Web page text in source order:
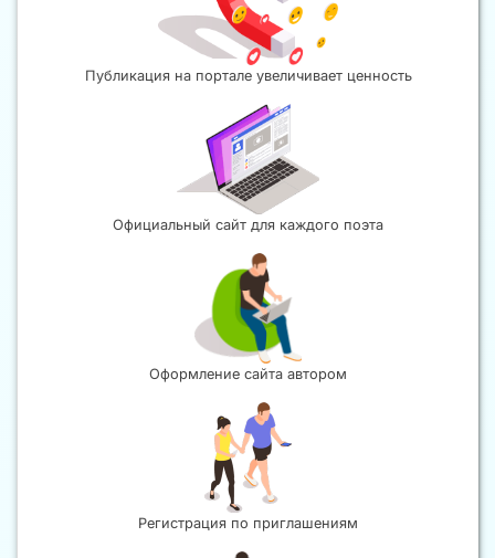
Публикация на портале увеличивает ценность
Официальный сайт для каждого поэта
Оформление сайта автором
Регистрация по приглашениям